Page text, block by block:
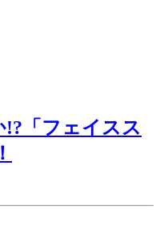
「フェイスス